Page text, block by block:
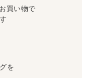
買い物で
を